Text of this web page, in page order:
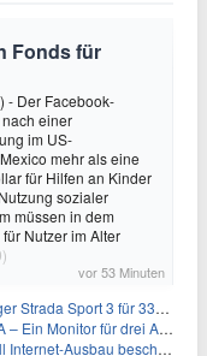
Fonds für
- Der Facebook-
einer
im US-
mehr als eine
für Hilfen an Kinder
sozialer
müssen in dem
Nutzer im Alter
vor 53 Minuten
Sport 3 für 337,48€
für drei Arten von Spielen
Ausbau beschleunigen